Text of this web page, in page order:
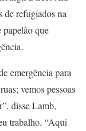
de refugiados na
que
emergência para
vemos pessoas
disse Lamb,
trabalho. “Aqui